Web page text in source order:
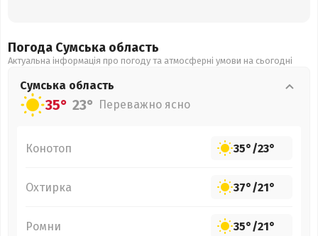
Погода Сумська область
Актуальна інформація про погоду та атмосферні умови на сьогодні
Сумська область
35° 23° Переважно ясно
Конотоп 35°/23°
Охтирка 37°/21°
Ромни 35°/21°